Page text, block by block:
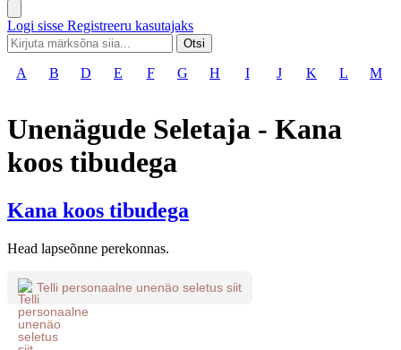
Logi sisse Registreeru kasutajaks
Otsi
A B D E F G H I J K L M
Unenägude Seletaja - Kana
koos tibudega
Kana koos tibudega
Head lapseõnne perekonnas.
Telli personaalne unenäo seletus siit